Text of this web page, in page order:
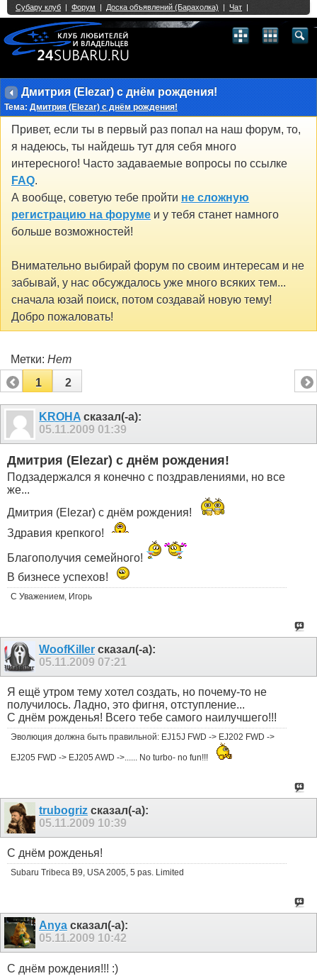
Дмитрия (Elezar) с днём рождения!
Тема: Дмитрия (Elezar) с днём рождения!
Привет, если ты в первый раз попал на наш форум, то,
я надеюсь, ты найдешь тут для себя много
интересного! Часто задаваемые вопросы по ссылке
FAQ.
А вообще, советую тебе пройти не сложную
регистрацию на форуме и у тебя станет намного
больше возможностей!
Внимательно выбирай форум по своим интересам и не
забывай, у нас обсуждалось уже много всяких тем...
сначала юзай поиск, потом создавай новую тему!
Добро пожаловать!
Метки: Нет
1
2
KROHA сказал(-а):
05.11.2009 01:39
Дмитрия (Elezar) с днём рождения!
Подзадержался я конечно с поздравлениями, но все
же...
Дмитрия (Elezar) с днём рождения!
Здравия крепкого!
Благополучия семейного!
В бизнесе успехов!
С Уважением, Игорь
WoofKiller сказал(-а):
05.11.2009 07:21
Я ещё утром тему хотел создать, но почему-то не
получилось. Ладно, это фигня, отступление...
С днём рожденья! Всего тебе самого наилучшего!!!
Эволюция должна быть правильной: EJ15J FWD -> EJ202 FWD ->
EJ205 FWD -> EJ205 AWD ->...... No turbo- no fun!!!
trubogriz сказал(-а):
05.11.2009 10:39
С днём рожденья!
Subaru Tribeca B9, USA 2005, 5 pas. Limited
Anya сказал(-а):
05.11.2009 10:42
С днём рождения!!! :)
Single Sign On provided byvBSSO
2 3 4 5 6 7 8 9 10 11 12 13 14 15 16 17 18 21 22 23 24 25 26
27 28 29 30 31 32 33 40 41 42 43